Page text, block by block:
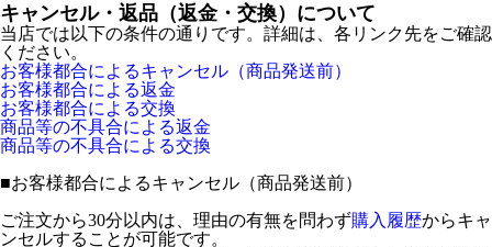
キャンセル・返品（返金・交換）について
当店では以下の条件の通りです。詳細は、各リンク先をご確認
ください。
お客様都合によるキャンセル（商品発送前）
お客様都合による返金
お客様都合による交換
商品等の不具合による返金
商品等の不具合による交換
■お客様都合によるキャンセル（商品発送前）
ご注文から30分以内は、理由の有無を問わず購入履歴からキャ
ンセルすることが可能です。